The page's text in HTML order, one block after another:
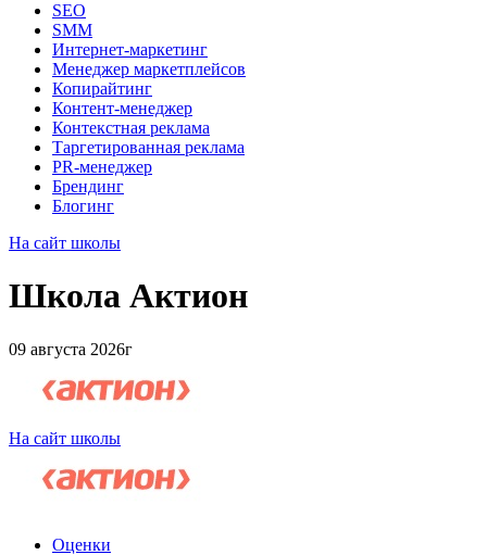
SEO
SMM
Интернет-маркетинг
Менеджер маркетплейсов
Копирайтинг
Контент-менеджер
Контекстная реклама
Таргетированная реклама
PR-менеджер
Брендинг
Блогинг
На сайт школы
Школа Актион
09 августа 2026г
На сайт школы
Оценки